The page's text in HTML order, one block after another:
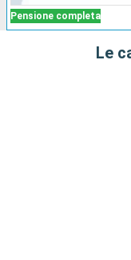
Pensione completa
Le